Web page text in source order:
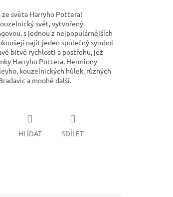
světa Harryho Pottera!
svět, vytvořený
s jednou z nejpopulárnějších
najít jeden společný symbol
bitvě rychlosti a postřehu, jež
Harryho Pottera, Hermiony
kouzelnických hůlek, různých
a mnohé další.
HLÍDAT SDÍLET